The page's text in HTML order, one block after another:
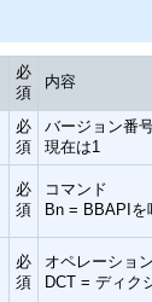
必
須
内容
必
須
バージョン番
現在は1
必
須
コマンド
Bn = BBAPIを
必
須
オペレーショ
DCT = ディク